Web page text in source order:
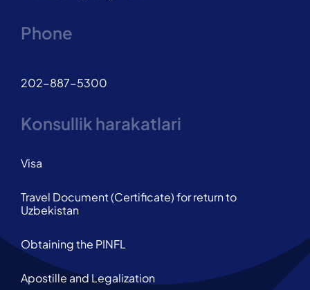
Phone
202-887-5300
Konsullik harakatlari
Visa
Travel Document (Certificate) for return to
Uzbekistan
Obtaining the PINFL
Apostille and Legalization